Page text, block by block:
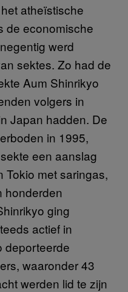
atheïstische
de economische
werd
sektes. Zo had de
Aum Shinrikyo
volgers in
Japan hadden. De
in 1995,
een aanslag
Tokio met saringas,
honderden
ging
actief in
deporteerde
waaronder 43
werden lid te zijn